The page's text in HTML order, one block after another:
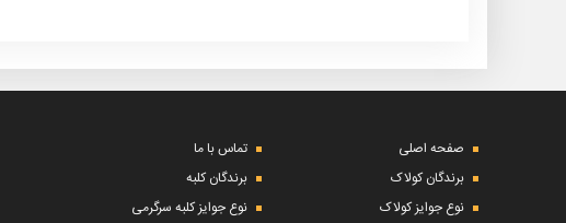
صفحه اصلی
تماس با ما
برندگان کولاک
برندگان کلبه
نوع جوایز کولاک
نوع جوایز کلبه سرگرمی